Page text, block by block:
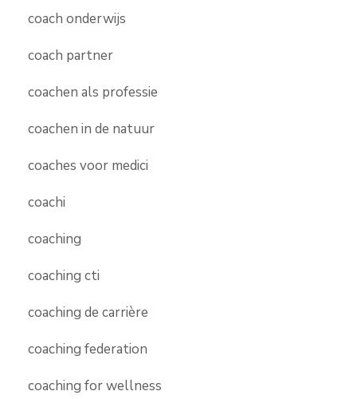
coach onderwijs
coach partner
coachen als professie
coachen in de natuur
coaches voor medici
coachi
coaching
coaching cti
coaching de carrière
coaching federation
coaching for wellness